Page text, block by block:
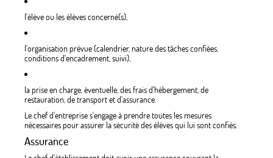
l'élève ou les élèves concerné(s),
l'organisation prévue (calendrier, nature des tâches confiées,
conditions d'encadrement, suivi),
la prise en charge, éventuelle, des frais d'hébergement, de
restauration, de transport et d'assurance.
Le chef d'entreprise s'engage à prendre toutes les mesures
nécessaires pour assurer la sécurité des élèves qui lui sont confiés.
Assurance